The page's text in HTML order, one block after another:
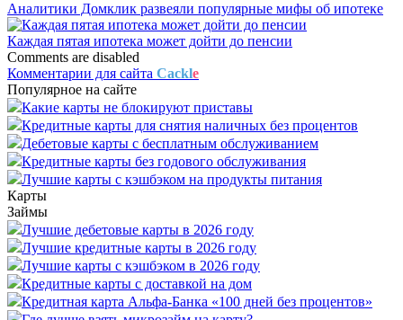
Аналитики Домклик развеяли популярные мифы об ипотеке
Каждая пятая ипотека может дойти до пенсии
Comments are disabled
Комментарии для сайта Cackle
Популярное на сайте
Какие карты не блокируют приставы
Кредитные карты для снятия наличных без процентов
Дебетовые карты с бесплатным обслуживанием
Кредитные карты без годового обслуживания
Лучшие карты с кэшбэком на продукты питания
Карты
Займы
Лучшие дебетовые карты в 2026 году
Лучшие кредитные карты в 2026 году
Лучшие карты с кэшбэком в 2026 году
Кредитные карты с доставкой на дом
Кредитная карта Альфа-Банка «100 дней без процентов»